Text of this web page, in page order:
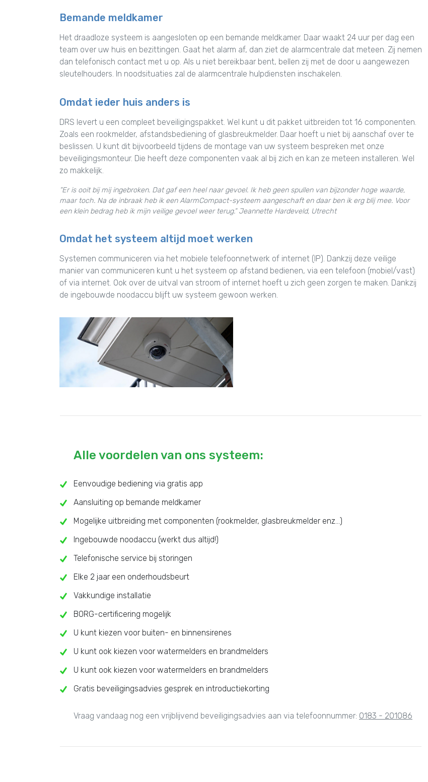
Bemande meldkamer
Het draadloze systeem is aangesloten op een bemande meldkamer. Daar waakt 24 uur per dag een
team over uw huis en bezittingen. Gaat het alarm af, dan ziet de alarmcentrale dat meteen. Zij nemen
dan telefonisch contact met u op. Als u niet bereikbaar bent, bellen zij met de door u aangewezen
sleutelhouders. In noodsituaties zal de alarmcentrale hulpdiensten inschakelen.
Omdat ieder huis anders is
DRS levert u een compleet beveiligingspakket. Wel kunt u dit pakket uitbreiden tot 16 componenten.
Zoals een rookmelder, afstandsbediening of glasbreukmelder. Daar hoeft u niet bij aanschaf over te
beslissen. U kunt dit bijvoorbeeld tijdens de montage van uw systeem bespreken met onze
beveiligingsmonteur. Die heeft deze componenten vaak al bij zich en kan ze meteen installeren. Wel
zo makkelijk.
“Er is ooit bij mij ingebroken. Dat gaf een heel naar gevoel. Ik heb geen spullen van bijzonder hoge waarde,
maar toch. Na de inbraak heb ik een AlarmCompact-systeem aangeschaft en daar ben ik erg blij mee. Voor
een klein bedrag heb ik mijn veilige gevoel weer terug.” Jeannette Hardeveld, Utrecht
Omdat het systeem altijd moet werken
Systemen communiceren via het mobiele telefoonnetwerk of internet (IP). Dankzij deze veilige
manier van communiceren kunt u het systeem op afstand bedienen, via een telefoon (mobiel/vast)
of via internet. Ook over de uitval van stroom of internet hoeft u zich geen zorgen te maken. Dankzij
de ingebouwde noodaccu blijft uw systeem gewoon werken.
Alle voordelen van ons systeem:
Eenvoudige bediening via gratis app
Aansluiting op bemande meldkamer
Mogelijke uitbreiding met componenten (rookmelder, glasbreukmelder enz...)
Ingebouwde noodaccu (werkt dus altijd!)
Telefonische service bij storingen
Elke 2 jaar een onderhoudsbeurt
Vakkundige installatie
BORG-certificering mogelijk
U kunt kiezen voor buiten- en binnensirenes
U kunt ook kiezen voor watermelders en brandmelders
U kunt ook kiezen voor watermelders en brandmelders
Gratis beveiligingsadvies gesprek en introductiekorting
Vraag vandaag nog een vrijblijvend beveiligingsadvies aan via telefoonnummer: 0183 - 201086